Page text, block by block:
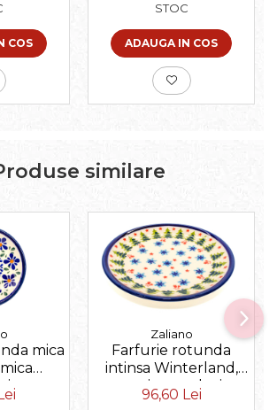
COS
STOC
ADAUGA IN COS
similare
mica
cm
Zaliano
Farfurie rotunda
intinsa Winterland,
ceramica smaltuita,
pictata manual, 19,5
96,60 Lei